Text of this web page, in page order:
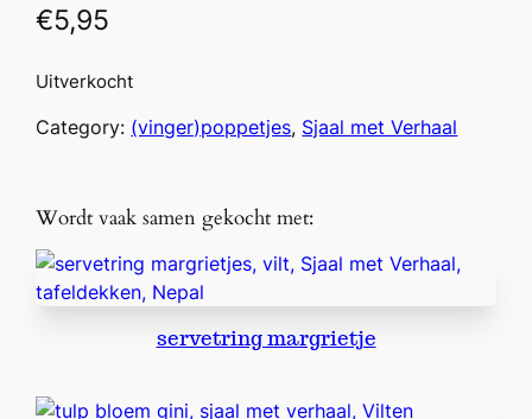
€5,95
Uitverkocht
Category: (vinger)poppetjes, Sjaal met Verhaal
Wordt vaak samen gekocht met:
servetring margrietje